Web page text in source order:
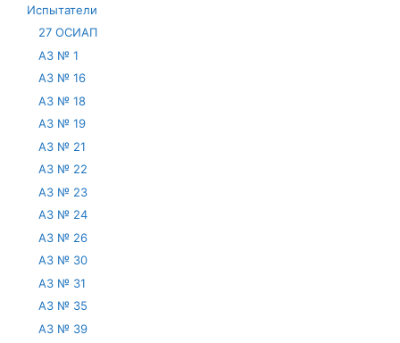
Испытатели
27 ОСИАП
АЗ № 1
АЗ № 16
АЗ № 18
АЗ № 19
АЗ № 21
АЗ № 22
АЗ № 23
АЗ № 24
АЗ № 26
АЗ № 30
АЗ № 31
АЗ № 35
АЗ № 39